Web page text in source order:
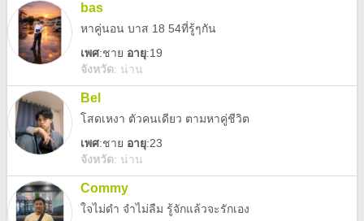
bas
หาคู่นอน บาส 18 54ที่รู้ๆกัน
เพศ:ชาย อายุ:19
จังหวัด: น่าน
Bel
โสดเหงา ตัวคนเดียว ตามหาคู่ชีวิต
เพศ:ชาย อายุ:23
จังหวัด: น่าน
Commy
ใจไม่ดำ จำไม่ลืม รู้จักแล้วจะรักเอง